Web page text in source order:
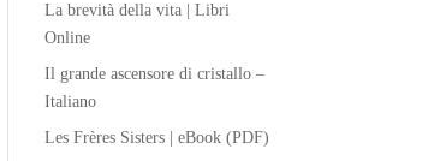
La brevità della vita | Libri
Online
Il grande ascensore di cristallo –
Italiano
Les Frères Sisters | eBook (PDF)